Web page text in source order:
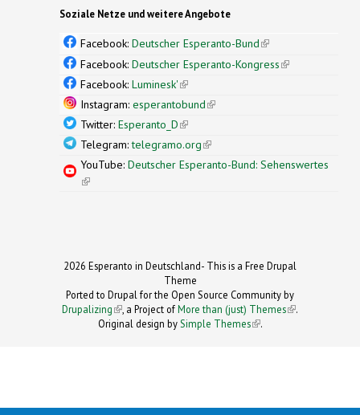
Soziale Netze und weitere Angebote
Facebook: Deutscher Esperanto-Bund(link is
external)
Facebook: Deutscher Esperanto-Kongress(link is
Facebook: Luminesk'(link is external)
Instagram: esperantobund(link is external)
Twitter: Esperanto_D(link is external)
Telegram:telegramo.org(link is external)
YouTube: Deutscher Esperanto-Bund: Sehenswertes
(link is external)
2026 Esperanto in Deutschland- This is a Free Drupal
Theme
Ported to Drupal for the Open Source Community by
Drupalizing(link is external)
, a Project ofMore than (just) Themes (link is
.
Original design by Simple Themes
(link is
.